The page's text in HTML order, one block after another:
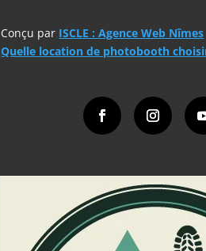
Conçu par ISCLE : Agence Web Nîmes
Quelle location de photobooth